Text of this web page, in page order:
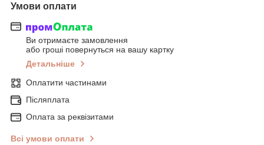
Умови оплати
Ви отримаєте замовлення
або гроші повернуться на вашу картку
Детальніше
Оплатити частинами
Післяплата
Оплата за реквізитами
Всі умови оплати